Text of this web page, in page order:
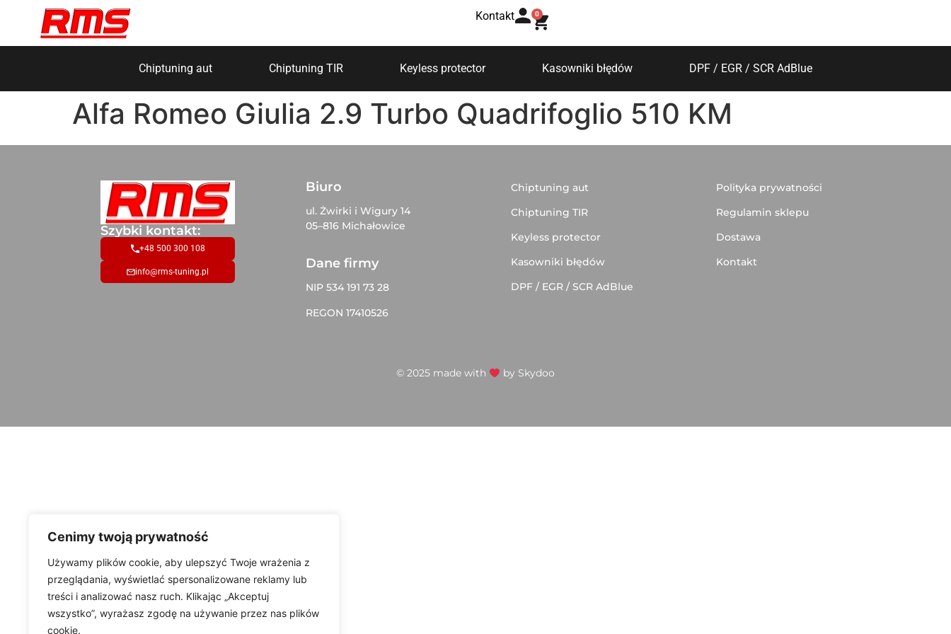
Cenimy twoją prywatność
Używamy plików cookie, aby ulepszyć Twoje wrażenia z
przeglądania, wyświetlać spersonalizowane reklamy lub
treści i analizować nasz ruch. Klikając „Akceptuj
wszystko”, wyrażasz zgodę na używanie przez nas plików
cookie.
Kontakt 0
Chiptuning aut Chiptuning TIR Keyless protector Kasowniki błędów DPF / EGR / SCR AdBlue
Alfa Romeo Giulia 2.9 Turbo Quadrifoglio 510 KM
Szybki kontakt:
+48 500 300 108
info@rms-tuning.pl
Biuro
ul. Żwirki i Wigury 14
05–816 Michałowice
Dane firmy
NIP 534 191 73 28
REGON 17410526
Chiptuning aut
Chiptuning TIR
Keyless protector
Kasowniki błędów
DPF / EGR / SCR AdBlue
Polityka prywatności
Regulamin sklepu
Dostawa
Kontakt
© 2025 made with by Skydoo